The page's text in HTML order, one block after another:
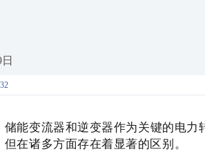
能变流器和逆变器作为关键的电
在诸多方面存在着显著的区别。